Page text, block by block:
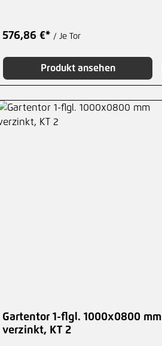
576,86 €* / Je Tor
Produkt ansehen
Gartentor 1-flgl. 1000x0800 mm
verzinkt, KT 2